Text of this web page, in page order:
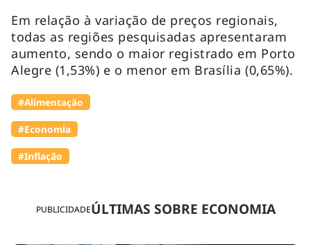
PUBLICIDADEÚLTIMAS SOBRE ECONOMIA
Em relação à variação de preços regionais,
todas as regiões pesquisadas apresentaram
aumento, sendo o maior registrado em Porto
Alegre (1,53%) e o menor em Brasília (0,65%).
#Alimentação
#Economia
#Inflação